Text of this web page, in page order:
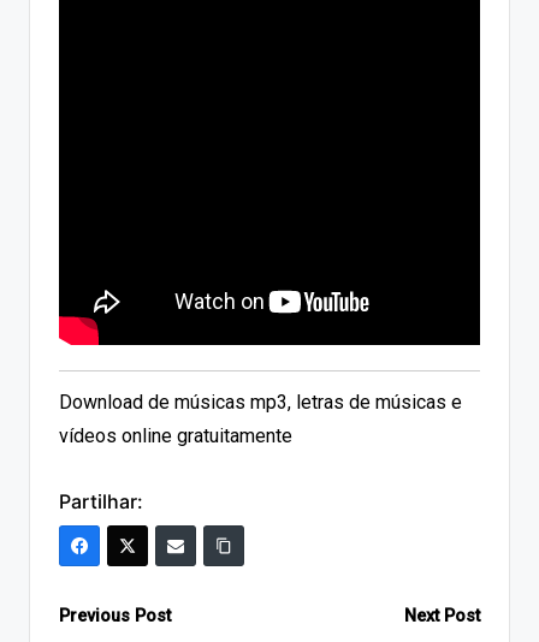
Download de músicas mp3, letras de músicas e
vídeos online gratuitamente
Partilhar:
Post
Previous Post Next Post